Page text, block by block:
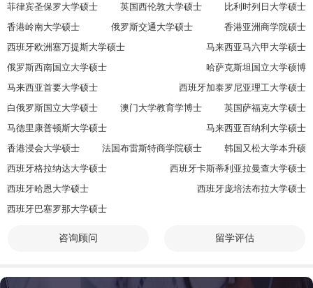
菲律宾圣保罗大学硕士
英国西伦敦大学硕士
比利时列日大学硕士
香港岭南大学硕士
俄罗斯交通大学硕士
香港亚洲商学院硕士
西班牙欧洲塞万提斯大学硕士
马来西亚马六甲大学硕士
俄罗斯西南国立大学硕士
哈萨克斯坦国立大学硕博
马来西亚首要大学硕士
西班牙加泰罗尼亚理工大学硕士
白俄罗斯国立大学硕士
澳门大学教育学博士
英国萨福克大学硕士
马德里康普顿斯大学硕士
马来西亚百纳利大学硕士
香港浸会大学硕士
法国布雷斯特商学院硕士
韩国又松大学本升硕
西班牙格拉纳达大学硕士
西班牙卡斯蒂利亚拉曼查大学硕士
西班牙哈恩大学硕士
西班牙庞培法布拉大学硕士
西班牙巴塞罗那大学硕士
咨询顾问 留学评估